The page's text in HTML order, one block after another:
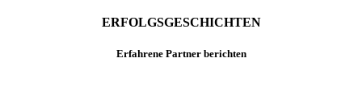
ERFOLGSGESCHICHTEN
Erfahrene Partner berichten